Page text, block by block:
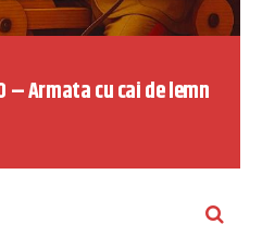
– Armata cu cai de lemn